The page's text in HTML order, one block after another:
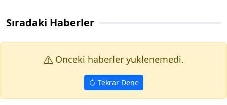
Sıradaki Haberler
Onceki haberler yuklenemedi.
Tekrar Dene